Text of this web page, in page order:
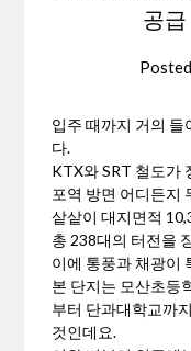
공
입주 때까지 거의 들
다.
KTX와 SRT 철도가
포역 방면 어디든지
샅샅이 대지면적
총 238대의 터전을
이에 통풍과 채광이
본 단지는 모산초등
부터 단과대학교까
것인데요.